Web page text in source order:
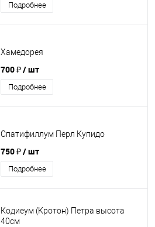
Подробнее
Хамедорея
700 ₽/ шт
Подробнее
Спатифиллум Перл Купидо
750 ₽/ шт
Подробнее
Кодиеум (Кротон) Петра высота
40см